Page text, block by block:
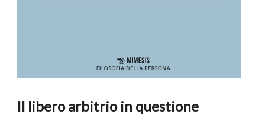
Il libero arbitrio in questione